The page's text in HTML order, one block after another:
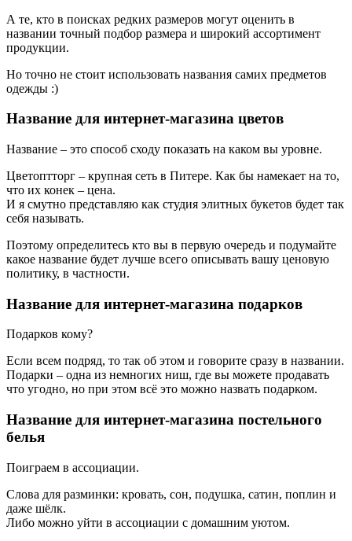
А те, кто в поисках редких размеров могут оценить в
названии точный подбор размера и широкий ассортимент
продукции.
Но точно не стоит использовать названия самих предметов
одежды :)
Название для интернет-магазина цветов
Название – это способ сходу показать на каком вы уровне.
Цветоптторг – крупная сеть в Питере. Как бы намекает на то,
что их конек – цена.
И я смутно представляю как студия элитных букетов будет так
себя называть.
Поэтому определитесь кто вы в первую очередь и подумайте
какое название будет лучше всего описывать вашу ценовую
политику, в частности.
Название для интернет-магазина подарков
Подарков кому?
Если всем подряд, то так об этом и говорите сразу в названии.
Подарки – одна из немногих ниш, где вы можете продавать
что угодно, но при этом всё это можно назвать подарком.
Название для интернет-магазина постельного
белья
Поиграем в ассоциации.
Слова для разминки: кровать, сон, подушка, сатин, поплин и
даже шёлк.
Либо можно уйти в ассоциации с домашним уютом.